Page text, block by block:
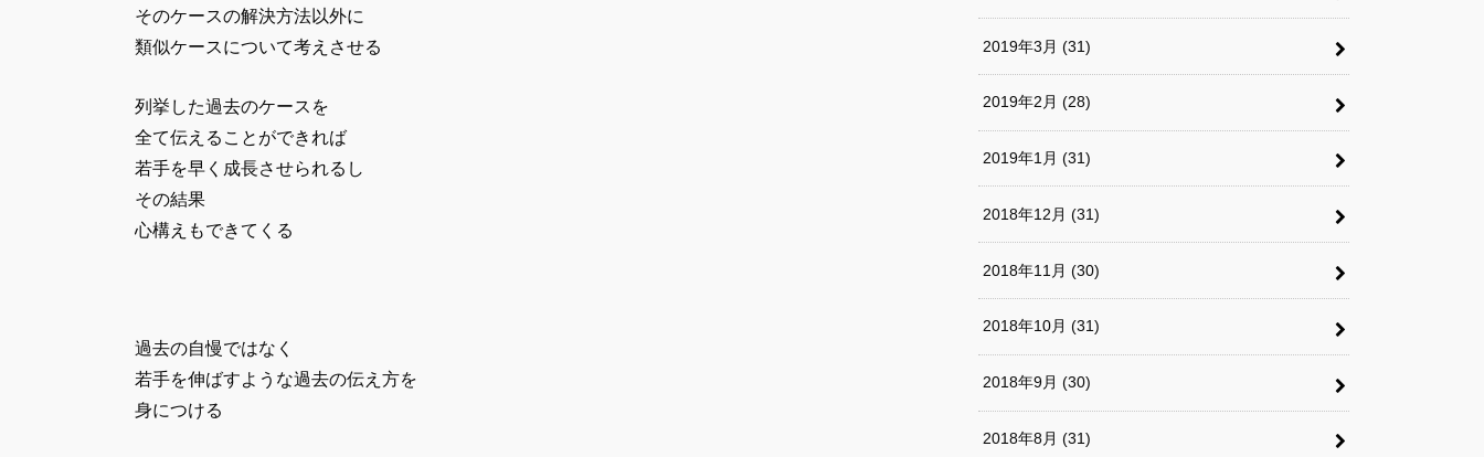
そのケースの解決方法以外に
類似ケースについて考えさせる
列挙した過去のケースを
全て伝えることができれば
若手を早く成長させられるし
その結果
心構えもできてくる
過去の自慢ではなく
若手を伸ばすような過去の伝え方を
身につける
2019年3月 (31)
2019年2月 (28)
2019年1月 (31)
2018年12月 (31)
2018年11月 (30)
2018年10月 (31)
2018年9月 (30)
2018年8月 (31)